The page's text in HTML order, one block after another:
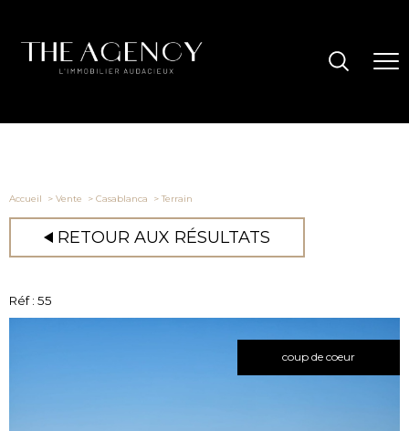
Accueil Vente Casablanca Terrain
RETOUR AUX RÉSULTATS
Réf : 55
coup de coeur